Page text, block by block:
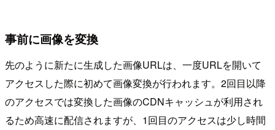
事前に画像を変換
先のように新たに生成した画像URLは、一度URLを開いて
アクセスした際に初めて画像変換が行われます。2回目以降
のアクセスでは変換した画像のCDNキャッシュが利用され
るため高速に配信されますが、1回目のアクセスは少し時間